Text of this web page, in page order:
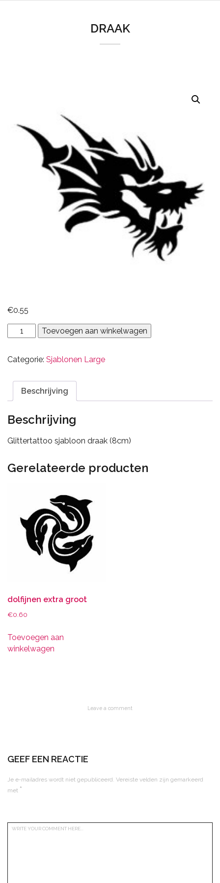
DRAAK
€0.55
draak
aantal
Toevoegen aan winkelwagen
Categorie: Sjablonen Large
Beschrijving
Beschrijving
Glittertattoo sjabloon draak (8cm)
Gerelateerde producten
dolfijnen extra groot
€0.60
Toevoegen aan
winkelwagen
Leave a comment
GEEF EEN REACTIE
Je e-mailadres wordt niet gepubliceerd. Vereiste velden zijn gemarkeerd
met *